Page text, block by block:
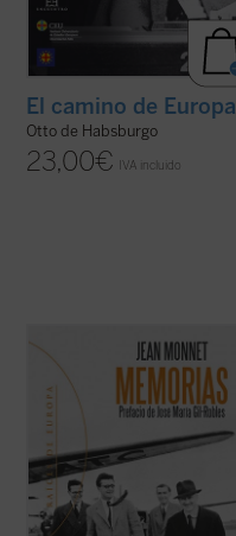
El camino de Europa
Otto de Habsburgo
23,00€ IVA incluido
de Jean Monnet revelan la
prodigiosa aventura de un hombre cuya
acción fue determinante en cada una de las
grandes encrucijadas de la historia
contemporánea, especialmente en el
arranque de la construcción de una Europa
(ver ficha)